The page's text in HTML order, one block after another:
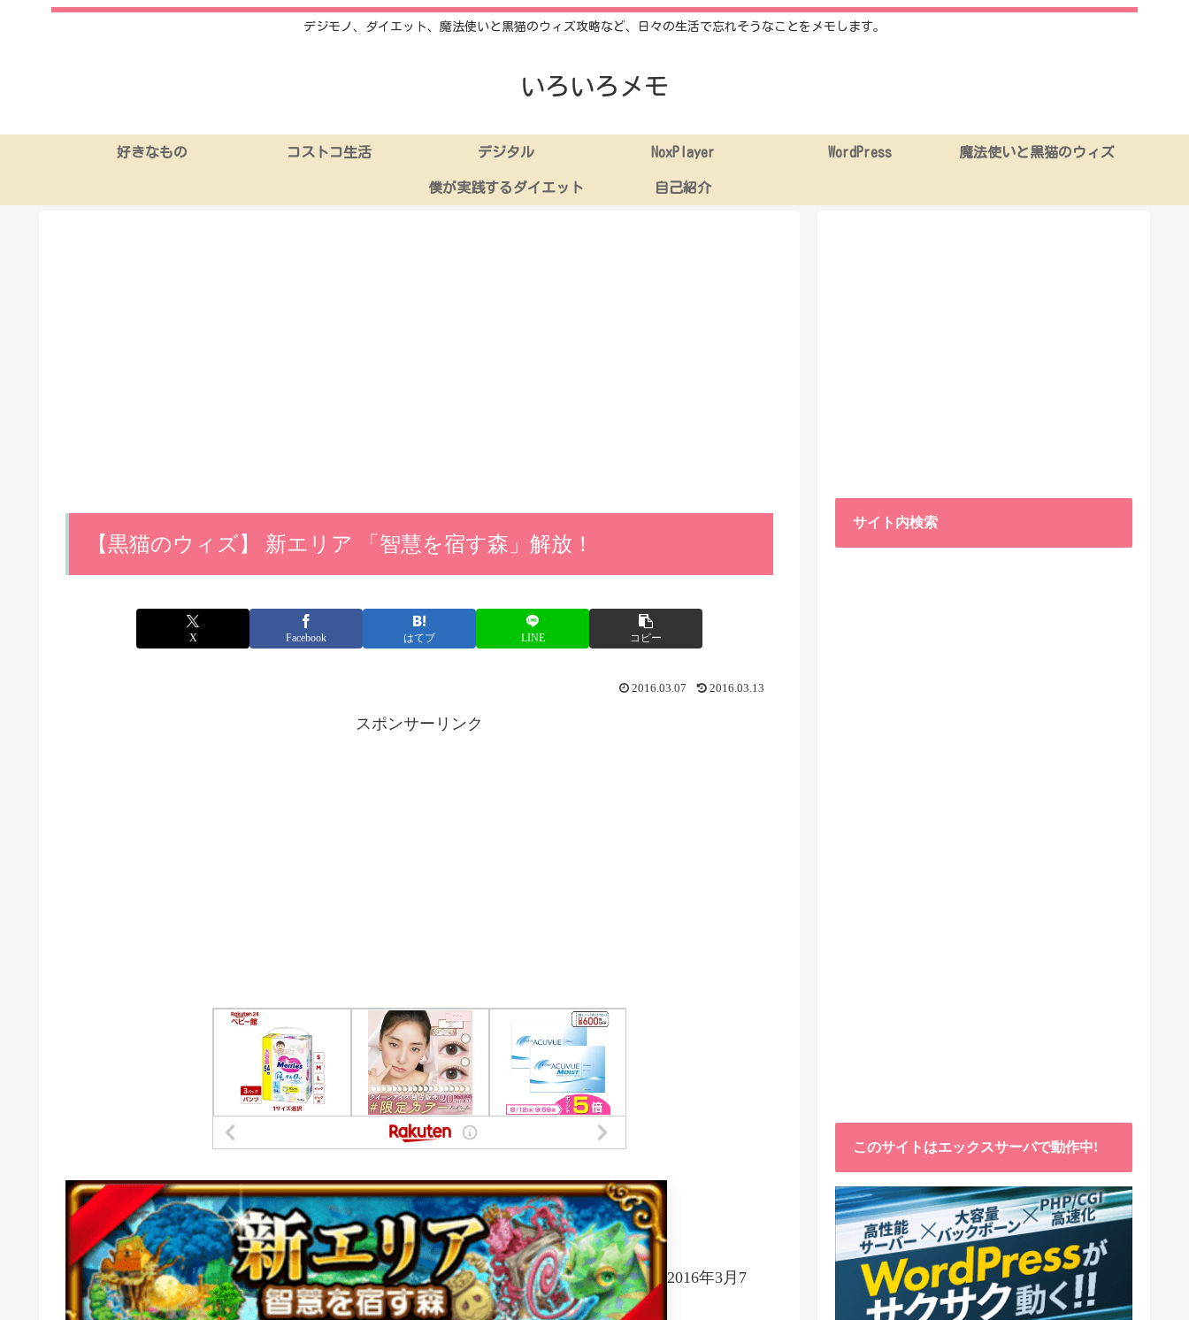
デジモノ、ダイエット、魔法使いと黒猫のウィズ攻略など、日々の生活で忘れそうなことをメモします。
いろいろメモ
好きなもの コストコ生活 デジタル NoxPlayer WordPress 魔法使いと黒猫のウィズ
僕が実践するダイエット 自己紹介
【黒猫のウィズ】 新エリア 「智慧を宿す森」解放！
X Facebook はてブ LINE コピー
2016.03.07 2016.03.13
スポンサーリンク
2016年3月7
サイト内検索
このサイトはエックスサーバで動作中!